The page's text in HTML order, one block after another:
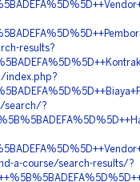
results?
index.php?
search/?
a-course/search-results/?